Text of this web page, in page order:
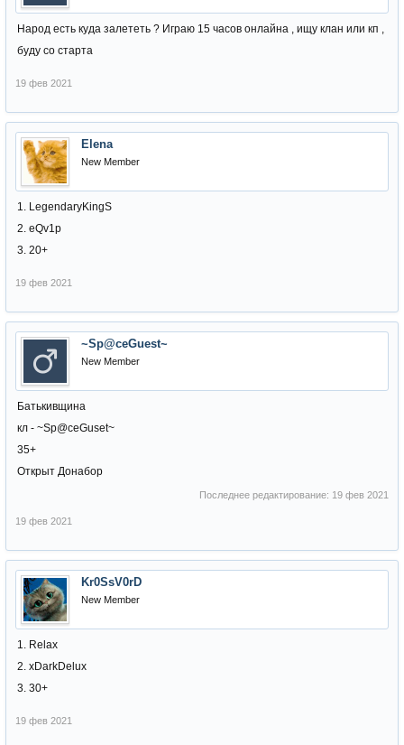
Народ есть куда залететь ? Играю 15 часов онлайна , ищу клан или кп ,
буду со старта
19 фев 2021
Elena
New Member
1. LegendaryKingS
2. eQv1p
3. 20+
19 фев 2021
~Sp@ceGuest~
New Member
Батькивщина
кл - ~Sp@ceGuset~
35+
Открыт Донабор
Последнее редактирование: 19 фев 2021
19 фев 2021
Kr0SsV0rD
New Member
1. Relax
2. xDarkDelux
3. 30+
19 фев 2021